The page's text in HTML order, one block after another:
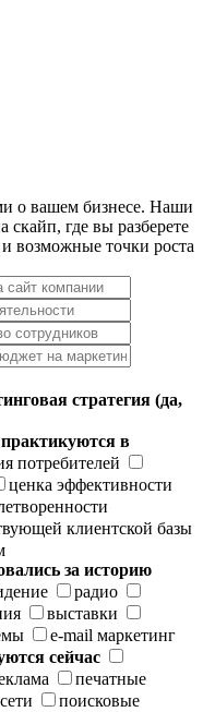
о вашем бизнесе. Наши
скайп, где вы разберете
возможные точки роста
стратегия (да,
в
потребителей
ценка эффективности
клиентской базы
за историю
радио
выставки
e-mail маркетинг
сейчас
печатные
поисковые